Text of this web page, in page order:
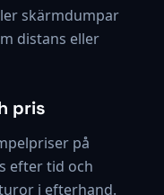
skärmdumpar
distans eller
pris
på
efter tid och
i efterhand.